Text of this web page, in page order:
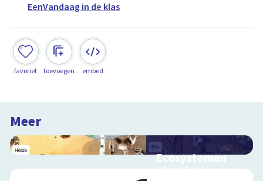
EenVandaag in de klas
favoriet toevoegen embed
Meer
Ecosystemen
Interactieve